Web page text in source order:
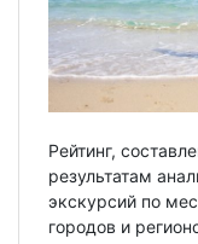
Рейтинг,
результатам
экскурсий по
городов и